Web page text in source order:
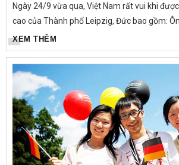
Ngày 24/9 vừa qua, Việt Nam rất vui khi
cao của Thành phố Leipzig, Đức bao gồm:
- Phó thị trưởng phụ trách về Kinh tế, lao động
XEM THÊM